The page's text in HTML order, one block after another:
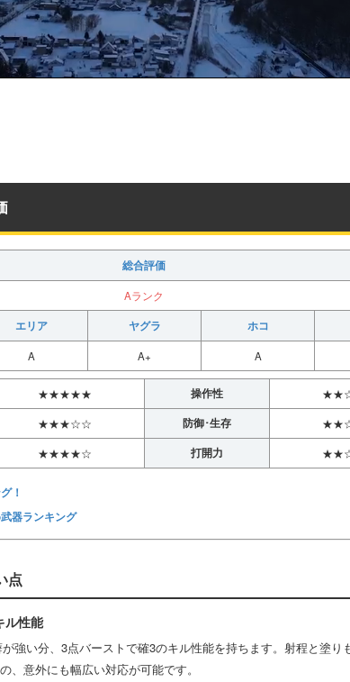
総合評価
Aランク
エリア ヤグラ ホコ
A A+ A
★★★★★ 操作性
★★★☆☆ 防御･生存
★★★★☆ 打開力
！
器ランキング
点
ル性能
強い分、3点バーストで確3のキル性能を持ちます。射程と塗り
、意外にも幅広い対応が可能です。